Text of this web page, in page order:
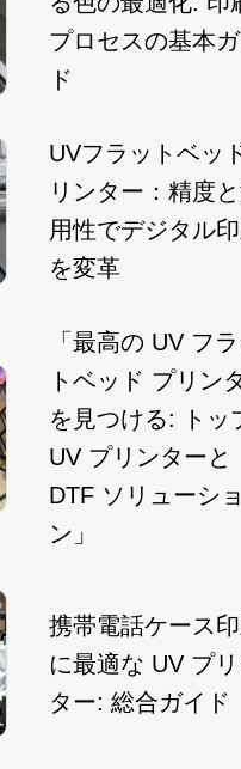
プロセスの基本
ド
UVフラットベッ
リンター：精度
用性でデジタル印
を変革
「最高の UV フ
トベッド プリン
を見つける: トッ
UV プリンターと
DTF ソリューショ
ン」
携帯電話ケース印
に最適な UV プ
ター: 総合ガイド